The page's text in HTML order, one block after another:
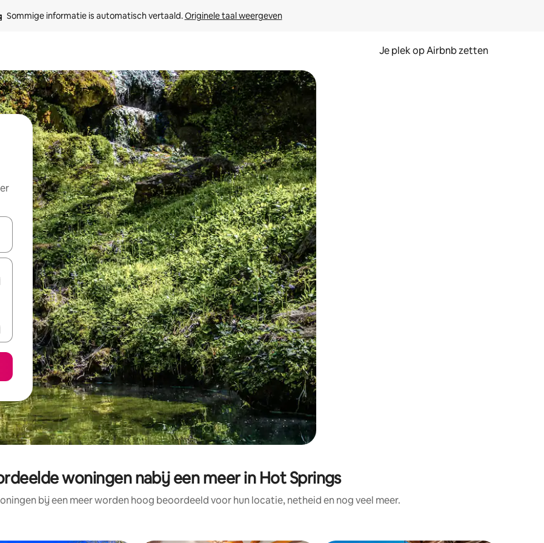
Sommige informatie is automatisch vertaald. Originele taal weergeven
Je plek op Airbnb zetten
keuze met je de pijltjestoetsen omhoog en omlaag, óf door te tikken of swipen.
woningen nabij een meer in Hot Springs
bij een meer worden hoog beoordeeld voor hun locatie, netheid en nog veel meer.